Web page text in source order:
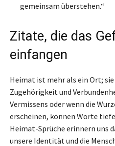
gemeinsam überstehen.“
Zitate, die das
einfangen
Heimat ist mehr als ein Ort;
Zugehörigkeit und
Vermissens oder wenn die
erscheinen, können Worte
Heimat-Sprüche erinnern uns
unsere Identität und die